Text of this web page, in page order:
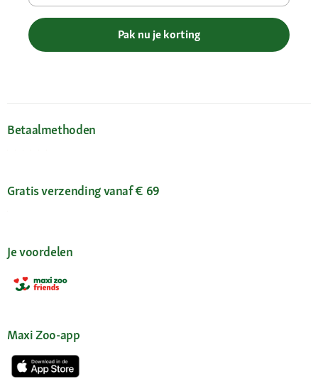
Pak nu je korting
Betaalmethoden
Gratis verzending vanaf € 69
Je voordelen
Maxi Zoo-app